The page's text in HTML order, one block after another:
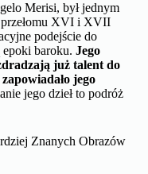
Merisi, był jednym
XVI i XVII
podejście do
epoki baroku. Jego
już talent do
jego
jego dzieł to podróż
Znanych Obrazów